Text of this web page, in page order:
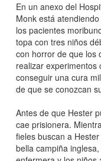
En un anexo del
Monk está
los pacientes
topa con tres niños
con horror de que los
realizar experimentos
conseguir una cura
de que se conozcan
Antes de que Hester
cae prisionera.
fieles buscan a
bella campiña